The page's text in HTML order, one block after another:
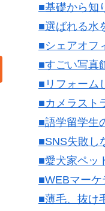
■基礎から知
■選ばれる水
■シェアオフ
■すごい写真
■リフォーム
■カメラスト
■語学留学生
■SNS失敗し
■愛犬家ペッ
■WEBマーケ
■薄毛、抜け